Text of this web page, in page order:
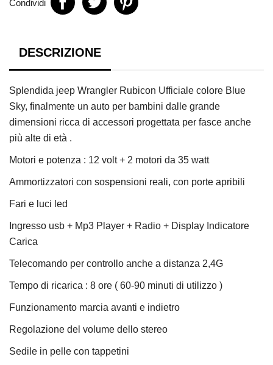
Condividi
DESCRIZIONE
Splendida jeep Wrangler Rubicon Ufficiale colore Blue
Sky, finalmente un auto per bambini dalle grande
dimensioni ricca di accessori progettata per fasce anche
più alte di età .
Motori e potenza : 12 volt + 2 motori da 35 watt
Ammortizzatori con sospensioni reali, con porte apribili
Fari e luci led
Ingresso usb + Mp3 Player + Radio + Display Indicatore
Carica
Telecomando per controllo anche a distanza 2,4G
Tempo di ricarica : 8 ore ( 60-90 minuti di utilizzo )
Funzionamento marcia avanti e indietro
Regolazione del volume dello stereo
Sedile in pelle con tappetini